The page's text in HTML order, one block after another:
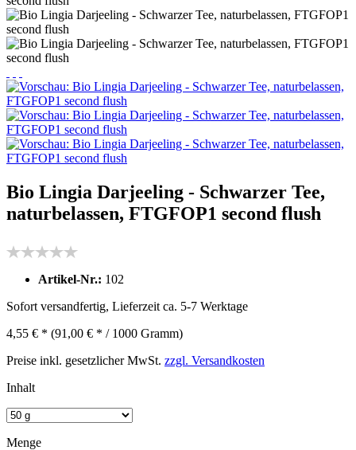
Bio Lingia Darjeeling - Schwarzer Tee,
naturbelassen, FTGFOP1 second flush
Artikel-Nr.: 102
Sofort versandfertig, Lieferzeit ca. 5-7 Werktage
4,55 € * (91,00 € * / 1000 Gramm)
Preise inkl. gesetzlicher MwSt. zzgl. Versandkosten
Inhalt
Menge